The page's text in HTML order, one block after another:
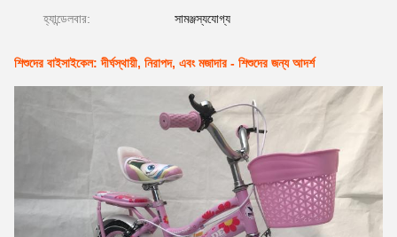
হ্যান্ডেলবার: সামঞ্জস্যযোগ্য
শিশুদের বাইসাইকেল: দীর্ঘস্থায়ী, নিরাপদ, এবং মজাদার - শিশুদের জন্য আদর্শ